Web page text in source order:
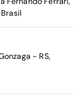
- RS,